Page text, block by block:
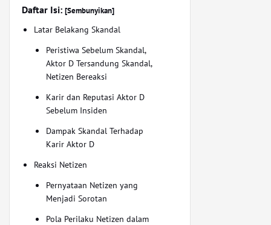
Daftar Isi: [Sembunyikan]
Latar Belakang Skandal
Peristiwa Sebelum Skandal,
Aktor D Tersandung Skandal,
Netizen Bereaksi
Karir dan Reputasi Aktor D
Sebelum Insiden
Dampak Skandal Terhadap
Karir Aktor D
Reaksi Netizen
Pernyataan Netizen yang
Menjadi Sorotan
Pola Perilaku Netizen dalam